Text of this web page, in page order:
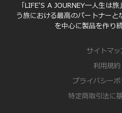
「LIFE'S A JOURNEY―人生は
う旅における最高のパートナー
を中心に製品を作り
サイトマ
利用規約
プライバシー
特定商取引法に